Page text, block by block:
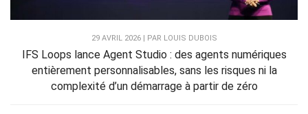
29 AVRIL 2026 | PAR LOUIS DUBOIS
IFS Loops lance Agent Studio : des agents numériques
entièrement personnalisables, sans les risques ni la
complexité d’un démarrage à partir de zéro